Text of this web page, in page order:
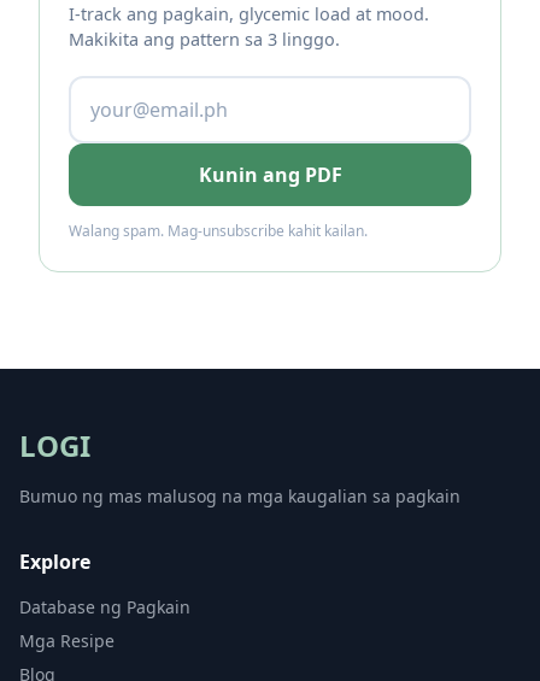
I-track ang pagkain, glycemic load at mood.
Makikita ang pattern sa 3 linggo.
Kunin ang PDF
Walang spam. Mag-unsubscribe kahit kailan.
LOGI
Bumuo ng mas malusog na mga kaugalian sa pagkain
Explore
Database ng Pagkain
Mga Resipe
Blog